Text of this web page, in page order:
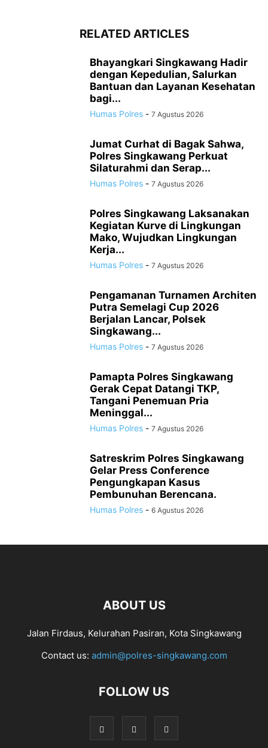
RELATED ARTICLES
Bhayangkari Singkawang Hadir
dengan Kepedulian, Salurkan
Bantuan dan Layanan Kesehatan
bagi...
Humas Polres - 7 Agustus 2026
Jumat Curhat di Bagak Sahwa,
Polres Singkawang Perkuat
Silaturahmi dan Serap...
Humas Polres - 7 Agustus 2026
Polres Singkawang Laksanakan
Kegiatan Kurve di Lingkungan
Mako, Wujudkan Lingkungan
Kerja...
Humas Polres - 7 Agustus 2026
Pengamanan Turnamen Architen
Putra Semelagi Cup 2026
Berjalan Lancar, Polsek
Singkawang...
Humas Polres - 7 Agustus 2026
Pamapta Polres Singkawang
Gerak Cepat Datangi TKP,
Tangani Penemuan Pria
Meninggal...
Humas Polres - 7 Agustus 2026
Satreskrim Polres Singkawang
Gelar Press Conference
Pengungkapan Kasus
Pembunuhan Berencana.
Humas Polres - 6 Agustus 2026
ABOUT US
Jalan Firdaus, Kelurahan Pasiran, Kota Singkawang
Contact us: admin@polres-singkawang.com
FOLLOW US